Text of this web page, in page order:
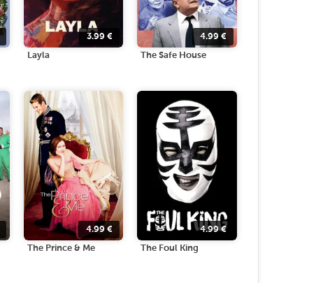
3.99 €
Layla
4.99€
The Safe House
4.99 €
The Prince & Me
4.99€
The Foul King